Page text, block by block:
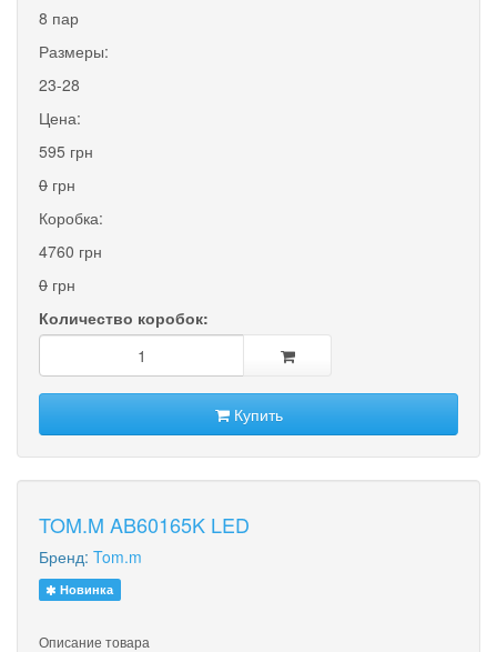
8 пар
Размеры:
23-28
Цена:
595 грн
0 грн
Коробка:
4760 грн
0 грн
Количество коробок:
Купить
TOM.M AB60165K LED
Бренд: Tom.m
Новинка
Описание товара